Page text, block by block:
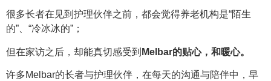
很多长者在见到护理伙伴之前，都会觉得养老机构是“陌生
的”、“冷冰冰的”；
但在家访之后，却能真切感受到 Melbar的贴心，和暖心。
许多Melbar的长者与护理伙伴，在每天的沟通与陪伴中，早